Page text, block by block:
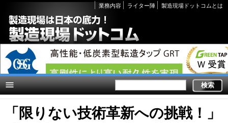
Secondary
links
業務内容 ライター陣 製造現場ドットコムとは
「限りない技術革新への挑戦！」